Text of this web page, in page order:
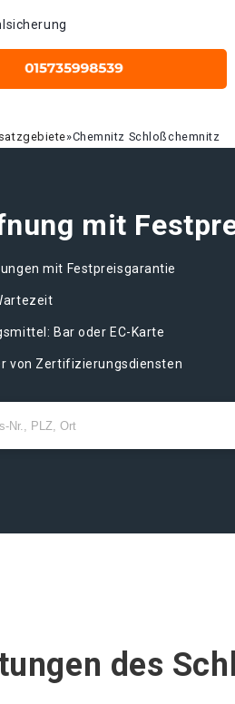
»Chemnitz Schloßchemnitz
mit
mit Festpreisgarantie
Bar oder EC-Karte
von Zertifizierungsdiensten
des